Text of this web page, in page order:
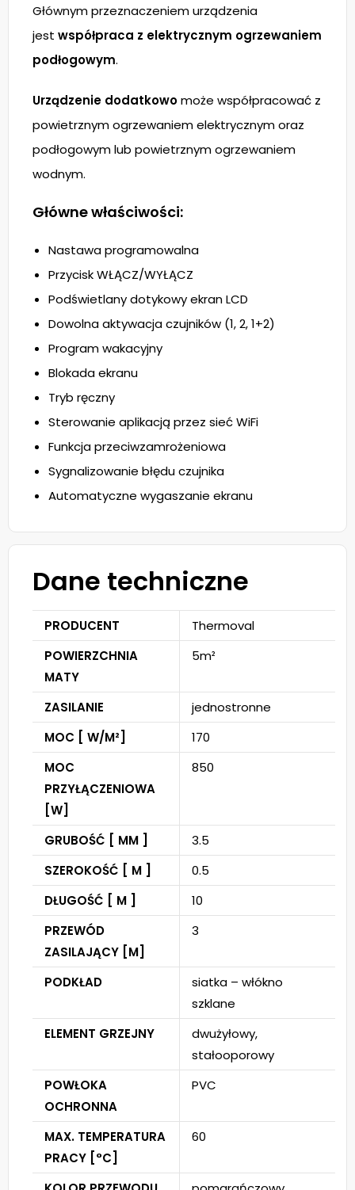
Głównym przeznaczeniem urządzenia
jest współpraca z elektrycznym ogrzewaniem
podłogowym.
Urządzenie dodatkowomoże współpracować z
powietrznym ogrzewaniem elektrycznym oraz
podłogowym lub powietrznym ogrzewaniem
wodnym.
Główne właściwości:
Nastawa programowalna
Przycisk WŁĄCZ/WYŁĄCZ
Podświetlany dotykowy ekran LCD
Dowolna aktywacja czujników (1, 2, 1+2)
Program wakacyjny
Blokada ekranu
Tryb ręczny
Sterowanie aplikacją przez sieć WiFi
Funkcja przeciwzamrożeniowa
Sygnalizowanie błędu czujnika
Automatyczne wygaszanie ekranu
Dane techniczne
PRODUCENT
Thermoval
POWIERZCHNIA
MATY
5m²
ZASILANIE
jednostronne
MOC [ W/M²]
170
MOC
PRZYŁĄCZENIOWA
[W]
850
GRUBOŚĆ [ MM ]
3.5
SZEROKOŚĆ [ M ]
0.5
DŁUGOŚĆ [ M ]
10
PRZEWÓD
ZASILAJĄCY [M]
3
PODKŁAD
siatka – włókno
szklane
ELEMENT GRZEJNY
dwużyłowy,
stałooporowy
POWŁOKA
OCHRONNA
PVC
MAX. TEMPERATURA
PRACY [°C]
60